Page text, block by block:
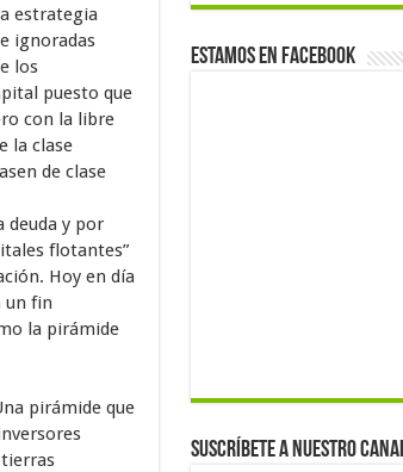
estrategia
ignoradas
los
puesto que
con la libre
la clase
de clase
deuda y por
flotantes”
Hoy en día
un fin
la pirámide
pirámide que
Estamos en Facebook
Suscríbete a nuestro